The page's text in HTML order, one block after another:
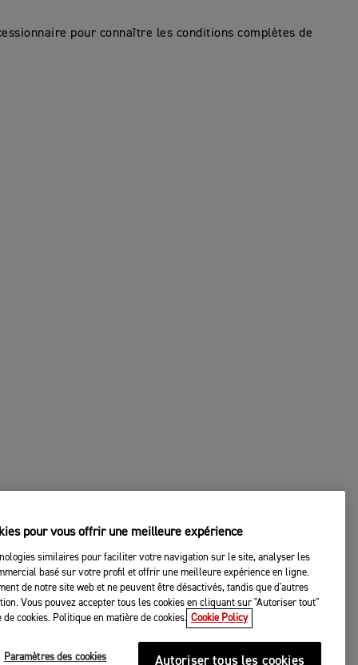
pour connaître les conditions complètes de
pour vous offrir une meilleure expérience
similaires pour faciliter votre navigation sur le site, analyser les
basé sur votre profil et offrir une meilleure expérience en ligne.
de notre site web et ne peuvent être désactivés, tandis que d'autres
Vous pouvez accepter tous les cookies en cliquant sur "Autoriser tout"
cookies. Politique en matière de cookies. Cookie Policy
Paramètres des cookies Autoriser tous les cookies